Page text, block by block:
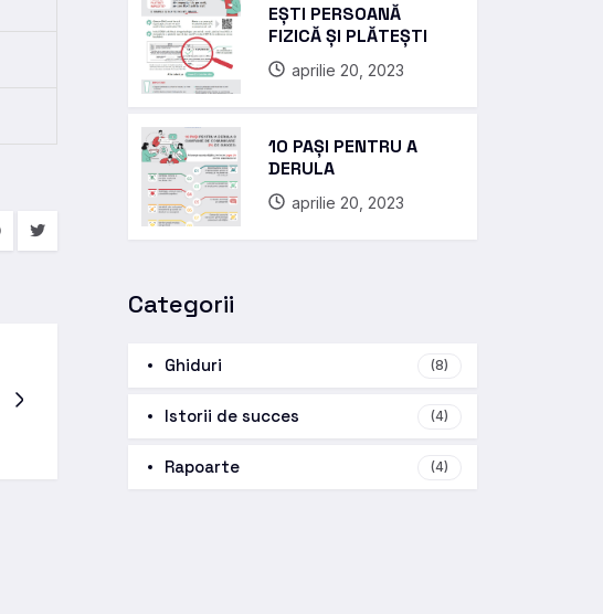
EȘTI PERSOANĂ
FIZICĂ ȘI PLĂTEȘTI
aprilie 20, 2023
10 PAȘI PENTRU A
DERULA
aprilie 20, 2023
Categorii
Ghiduri (8)
Istorii de succes (4)
Rapoarte (4)